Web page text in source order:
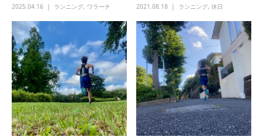
2025.04.16 ランニング, ワラーチ 2021.08.18 ランニング, 休日